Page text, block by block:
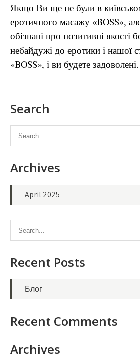
Якщо Ви ще не були в
еротичного масажу «BOSS»,
обізнані про позитивні якості
небайдужі до еротики і нашої
«BOSS», і ви будете задоволені.
Search
Archives
April 2025
Recent Posts
Блог
Recent Comments
Archives